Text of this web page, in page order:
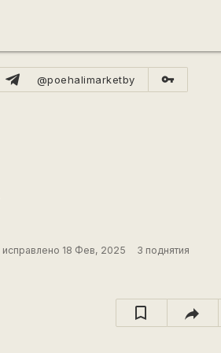
@poehalimarketby vpn_key
исправлено 18 Фев, 2025
3 поднятия